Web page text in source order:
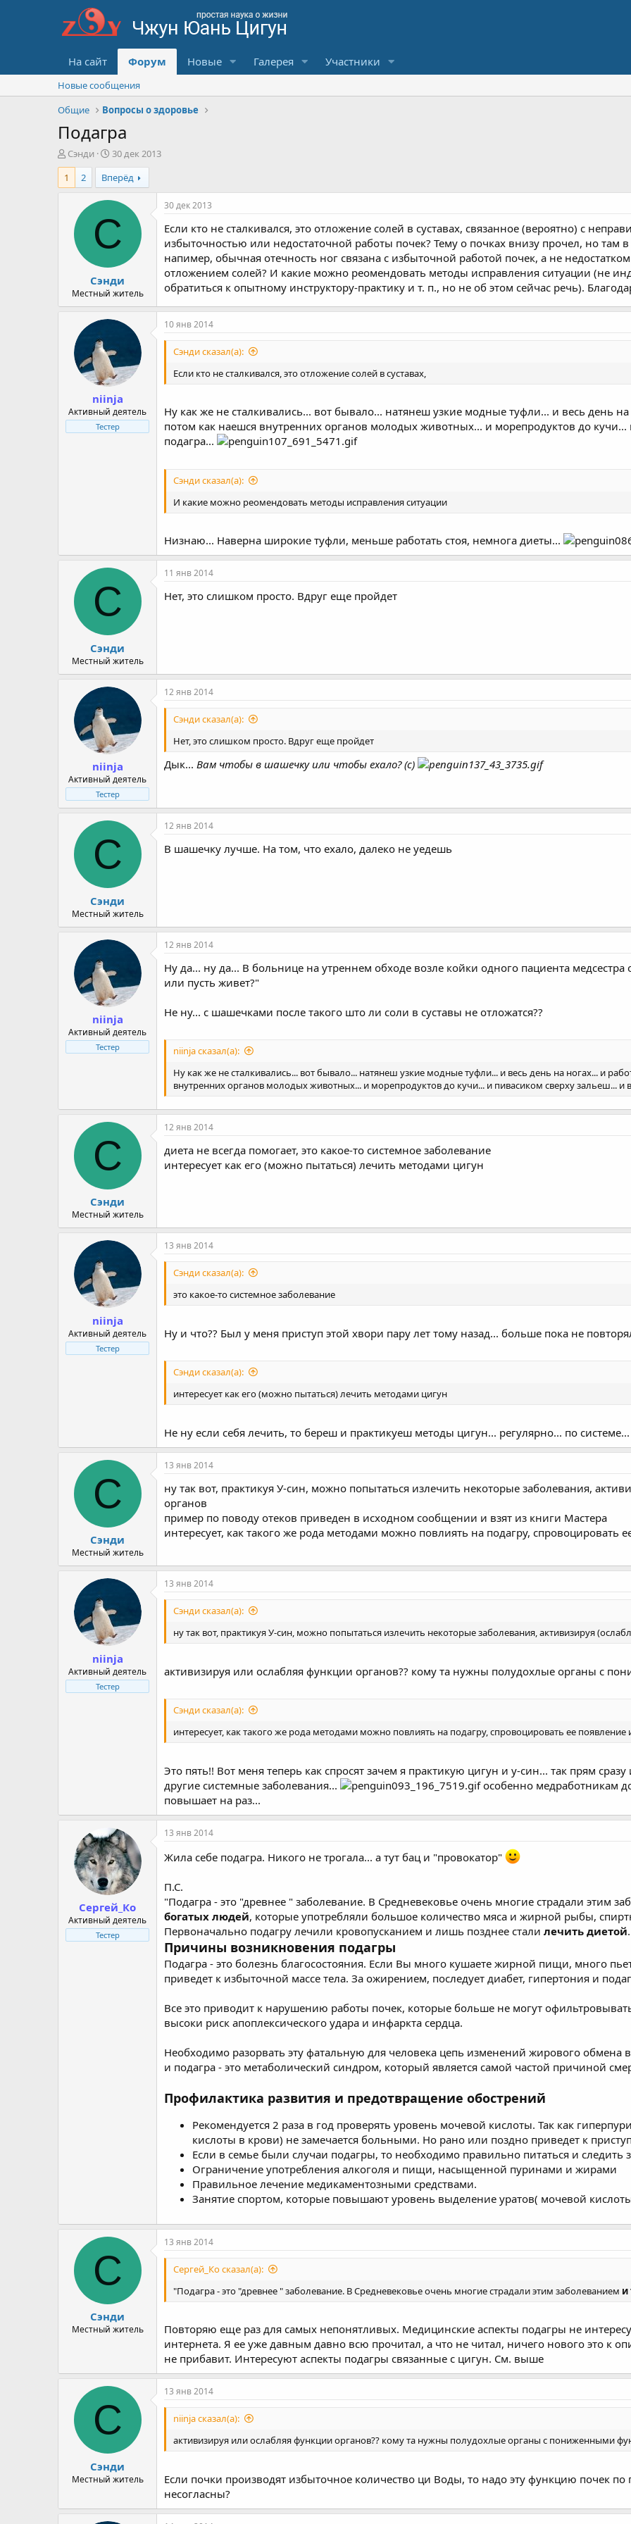
На сайт Форум Новые Галерея Участники
Новые сообщения
Общие
Вопросы о здоровье
Подагра
А
в
т
о
Сэнди
Д
а
т
а
с
о
з
д
н
и
я
30 дек 2013
1
2 Вперёд
С
Сэнди
Местный житель
30 дек 2013
Если кто не сталкивался, это отложение солей в суставах, связанное (вероятно) с
избыточностью или недостаточной работы почек? Тему о почках внизу прочел, но там
напимер, обычная отечность ног связана с избыточной работой почек, а не
отложением солей? И какие можно реомендовать методы исправления ситуации (не
обратиться к опытному инструктору-практику и т. п., но не об этом сейчас речь).
niinja
Активный деятель
Тестер
10 янв 2014
Сэнди сказал(а):
Если кто не сталкивался, это отложение солей в суставах,
Ну как же не сталкивались... вот бывало... натянеш узкие модные туфли... и весь день
потом как наешся внутренних органов молодых животных... и морепродуктов до кучи...
подагра...
Сэнди сказал(а):
И какие можно реомендовать методы исправления ситуации
Низнаю... Наверна широкие туфли, меньше работать стоя, немнога диеты...
С
Сэнди
Местный житель
11 янв 2014
Нет, это слишком просто. Вдруг еще пройдет
niinja
Активный деятель
Тестер
12 янв 2014
Сэнди сказал(а):
Нет, это слишком просто. Вдруг еще пройдет
Дык... Вам чтобы в шашечку или чтобы ехало? (с)
С
Сэнди
Местный житель
12 янв 2014
В шашечку лучше. На том, что ехало, далеко не уедешь
niinja
Активный деятель
Тестер
12 янв 2014
Ну да... ну да... В больнице на утреннем обходе возле койки одного пациента медсестра
или пусть живет?"
Не ну... с шашечками после такого што ли соли в суставы не отложатся??
niinja сказал(а):
Ну как же не сталкивались... вот бывало... натянеш узкие модные туфли... и весь день на ногах... и
внутренних органов молодых животных... и морепродуктов до кучи... и пивасиком сверху зальеш... и
С
Сэнди
Местный житель
12 янв 2014
диета не всегда помогает, это какое-то системное заболевание
интересует как его (можно пытаться) лечить методами цигун
niinja
Активный деятель
Тестер
13 янв 2014
Сэнди сказал(а):
это какое-то системное заболевание
Ну и что?? Был у меня приступ этой хвори пару лет тому назад... больше пока не
Сэнди сказал(а):
интересует как его (можно пытаться) лечить методами цигун
Не ну если себя лечить, то береш и практикуеш методы цигун... регулярно... по системе...
С
Сэнди
Местный житель
13 янв 2014
ну так вот, практикуя У-син, можно попытаться излечить некоторые заболевания,
органов
пример по поводу отеков приведен в исходном сообщении и взят из книги Мастера
интересует, как такого же рода методами можно повлиять на подагру, спровоцировать
niinja
Активный деятель
Тестер
13 янв 2014
Сэнди сказал(а):
ну так вот, практикуя У-син, можно попытаться излечить некоторые заболевания, активизируя
активизируя или ослабляя функции органов?? кому та нужны полудохлые органы с
Сэнди сказал(а):
интересует, как такого же рода методами можно повлиять на подагру, спровоцировать ее
Это пять!! Вот меня теперь как спросят зачем я практикую цигун и у-син... так прям
другие системные заболевания...
особенно медработникам
повышает на раз...
Сергей_Ко
Активный деятель
Тестер
13 янв 2014
Жила себе подагра. Никого не трогала... а тут бац и "провокатор"
П.С.
"Подагра - это "древнее " заболевание. В Средневековье очень многие страдали этим
богатых людей, которые употребляли большое количество мяса и жирной рыбы,
Первоначально подагру лечили кровопусканием и лишь позднее стали лечить диетой.
Причины возникновения подагры
Подагра - это болезнь благосостояния. Если Вы много кушаете жирной пищи, много
приведет к избыточной массе тела. За ожирением, последует диабет, гипертония и
Все это приводит к нарушению работы почек, которые больше не могут
высоки риск апоплексического удара и инфаркта сердца.
Необходимо разорвать эту фатальную для человека цепь изменений жирового обмена
и подагра - это метаболический синдром, который является самой частой причиной
Профилактика развития и предотвращение обострений
Рекомендуется 2 раза в год проверять уровень мочевой кислоты. Так как
кислоты в крови) не замечается больными. Но рано или поздно приведет к
Если в семье были случаи подагры, то необходимо правильно питаться и следить
Ограничение употребления алкоголя и пищи, насыщенной пуринами и жирами
Правильное лечение медикаментозными средствами.
Занятие спортом, которые повышают уровень выделение уратов( мочевой
С
Сэнди
Местный житель
13 янв 2014
Сергей_Ко сказал(а):
"Подагра - это "древнее " заболевание. В Средневековье очень многие страдали этим заболеванием и
Повторяю еще раз для самых непонятливых. Медицинские аспекты подагры не
интернета. Я ее уже давным давно всю прочитал, а что не читал, ничего нового это к
не прибавит. Интересуют аспекты подагры связанные с цигун. См. выше
С
Сэнди
Местный житель
13 янв 2014
niinja сказал(а):
активизируя или ослабляя функции органов?? кому та нужны полудохлые органы с пониженными
Если почки производят избыточное количество ци Воды, то надо эту функцию почек
несогласны?